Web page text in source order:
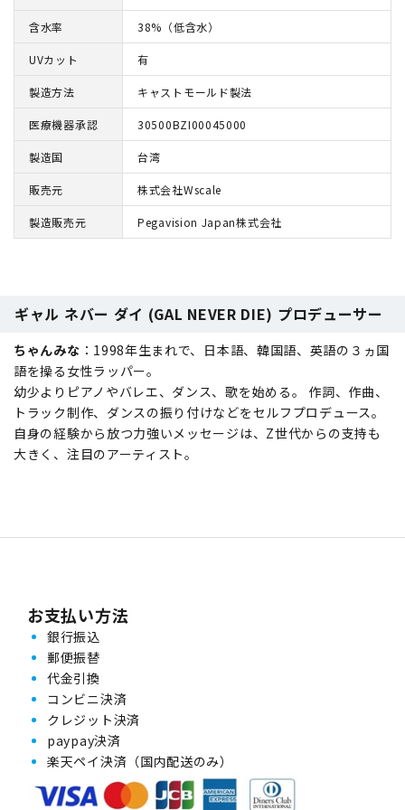
含水率 38%（低含水）
UVカット 有
製造方法 キャストモールド製法
医療機器承認 30500BZI00045000
製造国 台湾
販売元 株式会社Wscale
製造販売元 Pegavision Japan株式会社
ギャル ネバー ダイ (GAL NEVER DIE) プロデューサー
ちゃんみな ：1998年生まれで、日本語、韓国語、英語の３ヵ国
語を操る女性ラッパー。
幼少よりピアノやバレエ、ダンス、歌を始める。 作詞、作曲、
トラック制作、ダンスの振り付けなどをセルフプロデュース。
自身の経験から放つ力強いメッセージは、Z世代からの支持も
大きく、注目のアーティスト。
お支払い方法
銀行振込
郵便振替
代金引換
コンビニ決済
クレジット決済
paypay決済
楽天ペイ決済（国内配送のみ）